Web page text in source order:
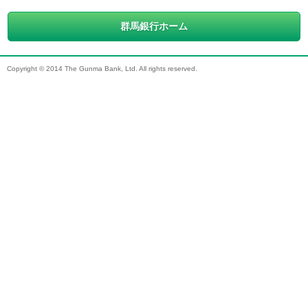
群馬銀行ホーム
Copyright © 2014 The Gunma Bank, Ltd. All rights reserved.